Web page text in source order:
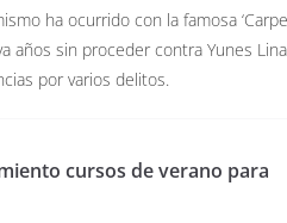
ha ocurrido con la famosa
años sin proceder contra Yunes
por varios delitos.
cursos de verano para